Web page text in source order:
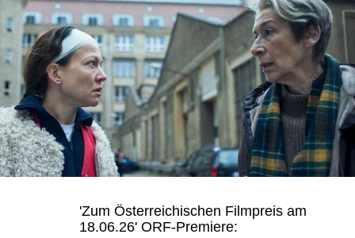
'Zum Österreichischen Filmpreis am
18.06.26' ORF-Premiere: